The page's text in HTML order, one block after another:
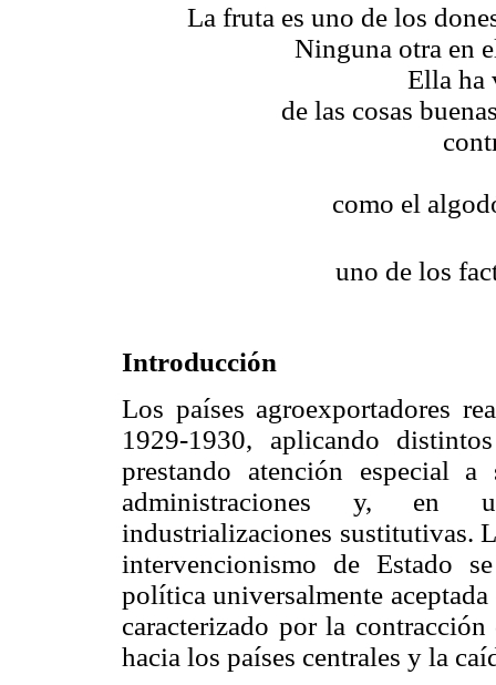
La fruta es uno de los
Ninguna otra en
Ella ha
de las cosas
como el
uno de los
Introducción
Los países agroexportadores
1929-1930, aplicando
prestando atención especial
administraciones y, en
industrializaciones sustitutivas.
intervencionismo de Estado
política universalmente
caracterizado por la
hacia los países centrales y la